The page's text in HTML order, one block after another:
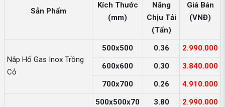
Sản Phẩm
Kích Thước
(mm)
Năng
Chịu Tải
(Tấn)
Giá Bán
(VNĐ)
Nắp Hố Gas Inox Trồng
Cỏ
500x500 0.36
2.990.000
600x600
0.30
3.840.000
700x700
0.26 4.910.000
500x500x70 3.80
2.990.000